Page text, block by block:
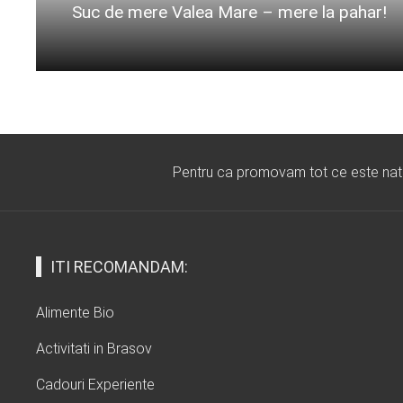
Suc de mere Valea Mare – mere la pahar!
Pentru ca promovam tot ce este
ITI RECOMANDAM:
Alimente Bio
Activitati in Brasov
Cadouri Experiente